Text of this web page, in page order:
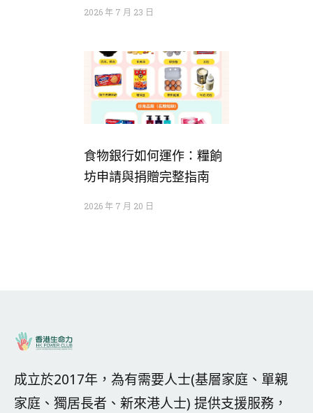
2026 年 7 月 23 日
食物銀行如何運作：糧餉
坊申請與捐贈完整指南
2026 年 7 月 20 日
成立於2017年，為有需要人士(基層家庭、單親
家庭、獨居長者、新來港人士) 提供支援服務，